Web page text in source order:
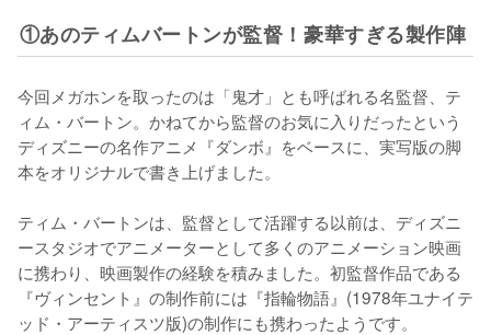
①あのティムバートンが監督！豪華すぎる製作陣
今回メガホンを取ったのは「鬼才」とも呼ばれる名監督、テ
ィム・バートン。かねてから監督のお気に入りだったという
ディズニーの名作アニメ『ダンボ』をベースに、実写版の脚
本をオリジナルで書き上げました。
ティム・バートンは、監督として活躍する以前は、ディズニ
ースタジオでアニメーターとして多くのアニメーション映画
に携わり、映画製作の経験を積みました。初監督作品である
『ヴィンセント』の制作前には『指輪物語』(1978年ユナイテ
ッド・アーティスツ版)の制作にも携わったようです。